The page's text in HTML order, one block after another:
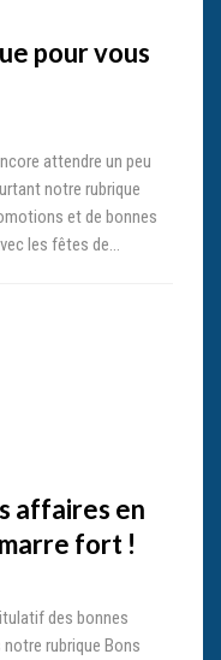
pour vous
attendre un peu
notre rubrique
et de bonnes
les fêtes de…
affaires en
fort !
des bonnes
rubrique Bons